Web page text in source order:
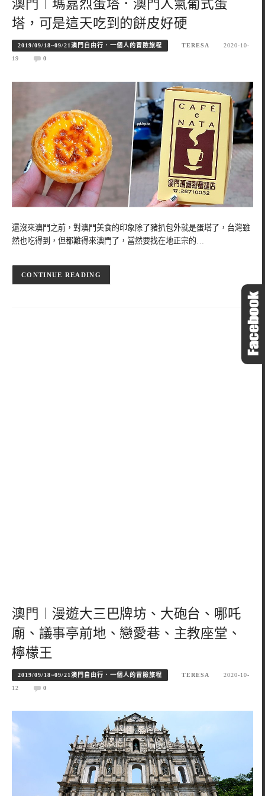
澳門︱瑪嘉烈蛋塔．澳門人氣葡式蛋
塔，可是這天吃到的餅皮好硬
2019/09/18~09/21澳門自由行．一個人的冒險旅程 TERESA
2020-10-
19
0
還沒來澳門之前，對澳門美食的印象除了豬扒包外就是蛋塔了，台灣雖
然也吃得到，但都難得來澳門了，當然要找在地正宗的…
CONTINUE READING
澳門︱漫遊大三巴牌坊、大砲台、哪吒
廟、議事亭前地、戀愛巷、主教座堂、
檸檬王
2019/09/18~09/21澳門自由行．一個人的冒險旅程 TERESA
2020-10-
12
0